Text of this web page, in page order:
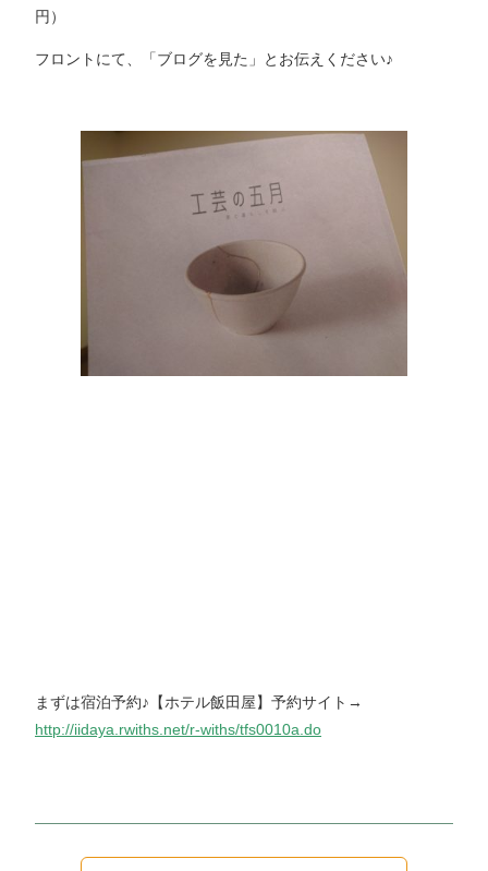
円）
フロントにて、「ブログを見た」とお伝えください♪
まずは宿泊予約♪【ホテル飯田屋】予約サイト→
http://iidaya.rwiths.net/r-withs/tfs0010a.do